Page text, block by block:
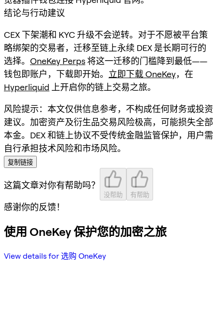
结论与行动建议
CEX 下架潮和 KYC 升级不会逆转。对于不愿被平台策
略绑架的交易者，迁移至链上永续 DEX 是长期可行的
选择。 OneKey Perps将这一迁移的门槛降到最低——
钱包即账户，下载即开始。 立即下载 OneKey，在
Hyperliquid 上开启你的链上交易之旅。
风险提示：本文仅供信息参考，不构成任何财务或投资
建议。加密资产及衍生品交易风险极高，可能损失全部
本金。DEX 和链上协议不受传统金融监管保护，用户需
自行承担技术风险和市场风险。
复制链接
这篇文章对你有帮助吗？
没帮助 有帮助
感谢你的反馈！
使用 OneKey 保护您的加密之旅
View details for 选购 OneKey